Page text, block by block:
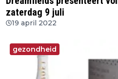
zaterdag 9 juli
19 april 2022
gezondheid